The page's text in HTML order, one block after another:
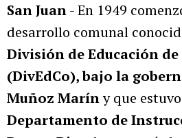
San Juan- En 1949
desarrollo comunal
División de Educación
(DivEdCo), bajo la
Muñoz Maríny que
Departamento de